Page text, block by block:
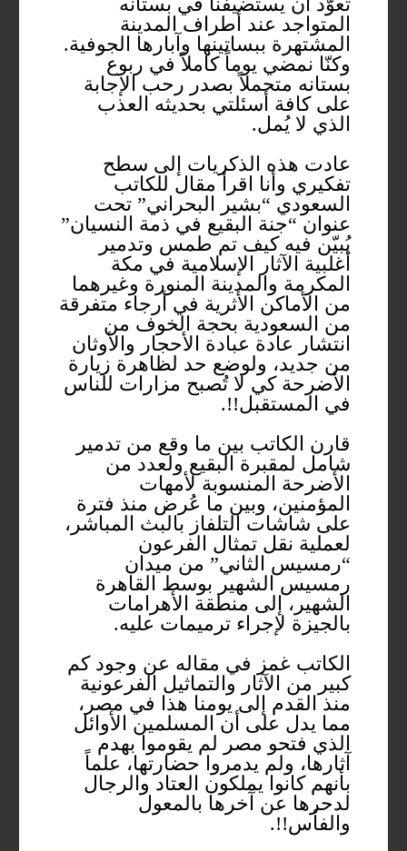
المتواجد عند أطراف المدينة
المشتهرة ببساتينها وآبارها الجوفية.
وكنّا نمضي يوماً كاملاً في ربوع
بستانه متحملاً بصدر رحب الإجابة
على كافة أسئلتي بحديثه العذب
الذي لا يُمل.
عادت هذه الذكريات إلى سطح
تفكيري وأنا اقرأ مقال للكاتب
السعودي “بشير البحراني” تحت
عنوان “جنة البقيع في ذمة النسيان”
يُبيّن فيه كيف تم طمس وتدمير
أغلبية الآثار الإسلامية في مكة
المكرمة والمدينة المنورة وغيرهما
من الأماكن الأثرية في أرجاء متفرقة
من السعودية بحجة الخوف من
انتشار عادة عبادة الأحجار والأوثان
من جديد، ولوضع حد لظاهرة زيارة
الأضرحة كي لا تُصبح مزارات للناس
في المستقبل!!.
قارن الكاتب بين ما وقع من تدمير
شامل لمقبرة البقيع ولعدد من
الأضرحة المنسوبة لأمهات
المؤمنين، وبين ما عُرض منذ فترة
على شاشات التلفاز بالبث المباشر،
لعملية نقل تمثال الفرعون
“رمسيس الثاني” من ميدان
رمسيس الشهير بوسط القاهرة
الشهير، إلى منطقة الأهرامات
بالجيزة لإجراء ترميمات عليه.
الكاتب غمز في مقاله عن وجود كم
كبير من الآثار والتماثيل الفرعونية
منذ القدم إلى يومنا هذا في مصر،
مما يدل على أن المسلمين الأوائل
الذي فتحو مصر لم يقوموا بهدم
آثارها، ولم يدمروا حضارتها، علماً
بأنهم كانوا يملكون العتاد والرجال
لدحرها عن آخرها بالمعول
والفأس!!.